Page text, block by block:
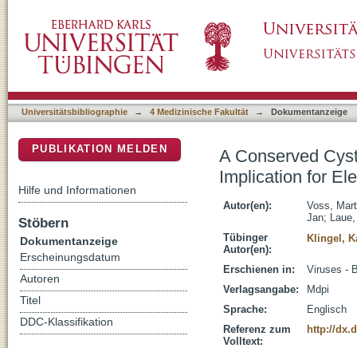
Virulence
Universitätsbibliographie → 4 Medizinische Fakultät → Dokumentanzeige
A Conserved
Implication for
Autor(en):
Voss,
Jan;
Tübinger
Autor(en):
Klingel,
Erschienen in:
Viruses -
Verlagsangabe:
Mdpi
Sprache:
Englisch
Referenz zum
Volltext:
http://
PUBLIKATION MELDEN
Hilfe und Informationen
Stöbern
Dokumentanzeige
Erscheinungsdatum
Autoren
Titel
DDC-Klassifikation